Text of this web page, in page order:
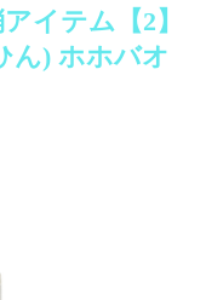
イテム【2】
ん) ホホバオ